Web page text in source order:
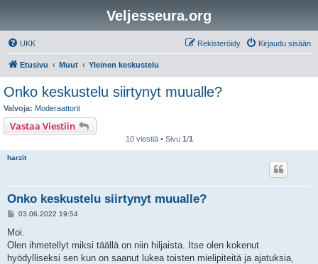
Veljesseura.org
UKK Kirjaudu sisään
Rekisteröidy
Etusivu Muut Yleinen keskustelu
Onko keskustelu siirtynyt muualle?
Valvoja: Moderaattorit
Vastaa Viestiin
10 viestiä • Sivu 1/1
harzit
Onko keskustelu siirtynyt muualle?
V
e
t
i
03.06.2022 19:54
Moi.
Olen ihmetellyt miksi täällä on niin hiljaista. Itse olen kokenut
hyödylliseksi sen kun on saanut lukea toisten mielipiteitä ja ajatuksia,